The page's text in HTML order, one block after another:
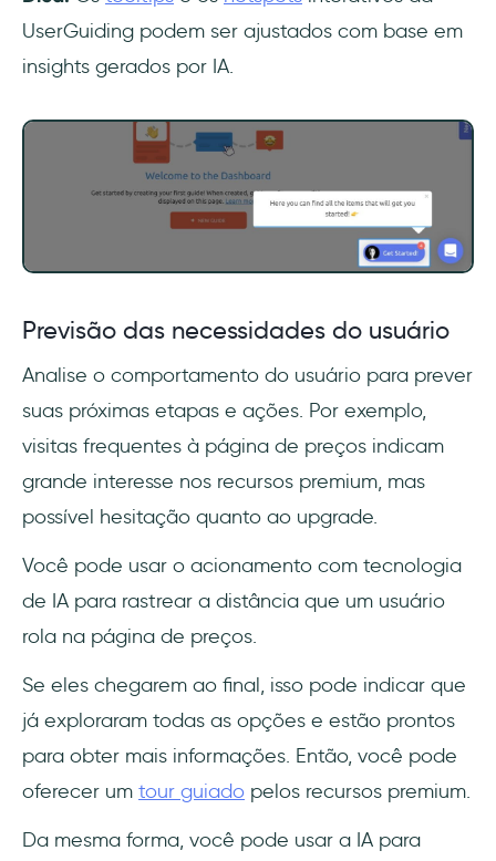
UserGuiding podem ser ajustados com base em
insights gerados por IA.
Previsão das necessidades do usuário
Analise o comportamento do usuário para prever
suas próximas etapas e ações. Por exemplo,
visitas frequentes à página de preços indicam
grande interesse nos recursos premium, mas
possível hesitação quanto ao upgrade.
Você pode usar o acionamento com tecnologia
de IA para rastrear a distância que um usuário
rola na página de preços.
Se eles chegarem ao final, isso pode indicar que
já exploraram todas as opções e estão prontos
para obter mais informações. Então, você pode
oferecer um tour guiado pelos recursos premium.
Da mesma forma, você pode usar a IA para